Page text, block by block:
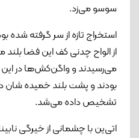
سوسو می‌زد.
استخراج تازه از سر گرفته
از الواح چدنی کف این فضا
می‌رسیدند و واگن‌کش‌ها در
بودند و پشت بلند خمیده شان
تشخیص داده می‌شد.
اتی‌ین با چشمانی از خیرگی